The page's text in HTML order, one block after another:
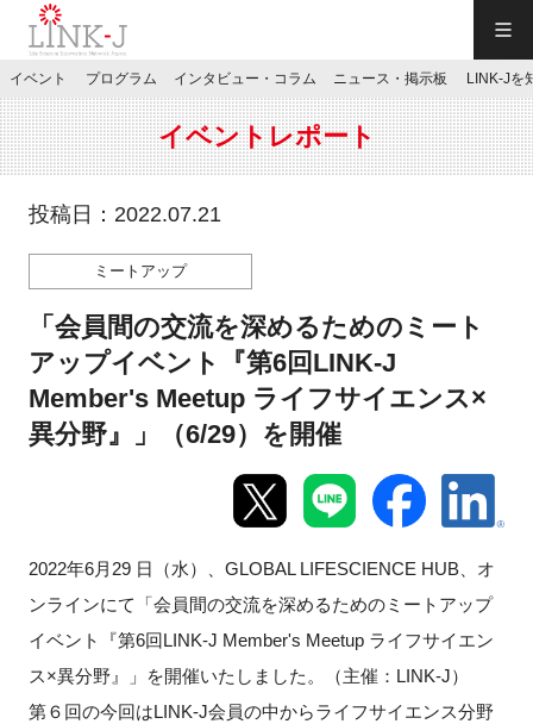
JP／EN
特別会員専用メニュー
施設ご予約
お問い合わせ
新規登録
イベント
プログラム
イベント プログラム インタビュー・コラム ニュース・掲示板 LINK-Jを
イベントレポート
投稿日：2022.07.21
ミートアップ
「会員間の交流を深めるためのミート
アップイベント『第6回LINK-J
Member's Meetup ライフサイエンス×
異分野』」（6/29）を開催
2022年6月29 日（水）、GLOBAL LIFESCIENCE HUB、オ
ンラインにて「会員間の交流を深めるためのミートアップ
イベント『第6回LINK-J Member's Meetup ライフサイエン
ス×異分野』」を開催いたしました。（主催：LINK-J）
第６回の今回はLINK-J会員の中からライフサイエンス分野